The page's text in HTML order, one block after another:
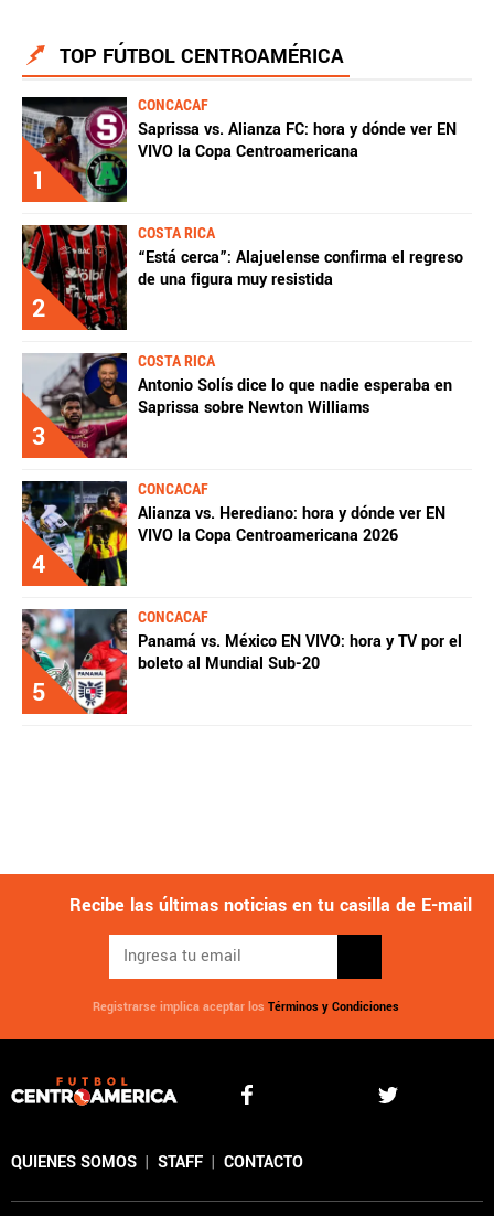
TOP FÚTBOL CENTROAMÉRICA
1
CONCACAF
Saprissa vs. Alianza FC: hora y dónde ver EN
VIVO la Copa Centroamericana
2
COSTA RICA
“Está cerca”: Alajuelense confirma el regreso
de una figura muy resistida
3
COSTA RICA
Antonio Solís dice lo que nadie esperaba en
Saprissa sobre Newton Williams
4
CONCACAF
Alianza vs. Herediano: hora y dónde ver EN
VIVO la Copa Centroamericana 2026
5
CONCACAF
Panamá vs. México EN VIVO: hora y TV por el
boleto al Mundial Sub-20
Recibe las últimas noticias en tu casilla de E-mail
Registrarse implica aceptar los Términos y Condiciones
QUIENES SOMOS | STAFF | CONTACTO